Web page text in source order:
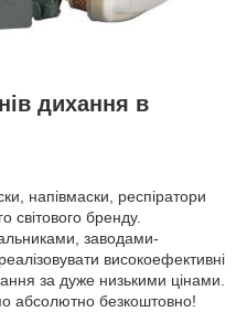
дихання в
напівмаски, респіратори
світового бренду.
заводами-
високоефективні
за дуже низькими цінами.
абсолютно безкоштовно!